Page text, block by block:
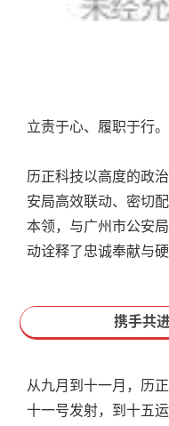
立责于心、履职于行。
历正科技以高度的政
安局高效联动、密切
本领，与广州市公安
动诠释了忠诚奉献与硬
携手共
从九月到十一月，历
十一号发射，到十五